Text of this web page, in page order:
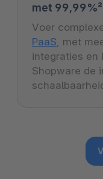
met
Voer
PaaS , met
integraties en
Shopware de